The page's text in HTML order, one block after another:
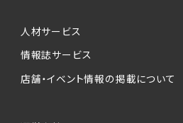
人材サービス
情報誌サービス
店舗・イベント情報の掲載について